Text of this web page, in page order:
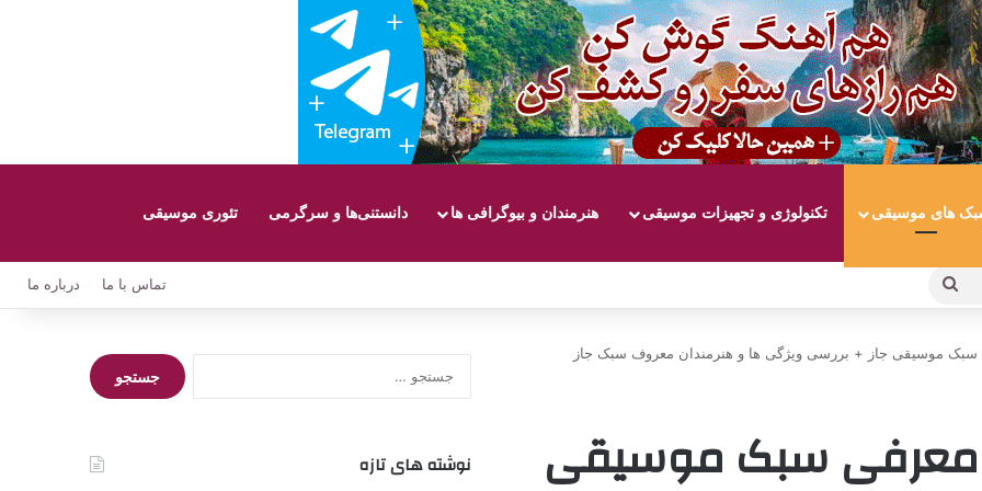
های موسیقی تکنولوژی و تجهیزات موسیقی هنرمندان و بیوگرافی ها دانستنی‌ها و سرگرمی تئوری موسیقی
جستجو
تماس با ما درباره ما
موسیقی جاز + بررسی ویژگی ها و هنرمندان معروف سبک جاز
سبک موسیقی
جستجو
برای:
نوشته های تازه